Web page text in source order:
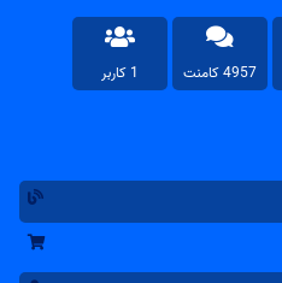
4957 کامنت 1 کاربر